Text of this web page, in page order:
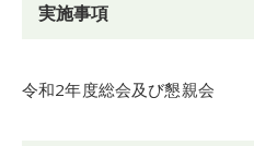
実施事項
令和2年度総会及び懇親会